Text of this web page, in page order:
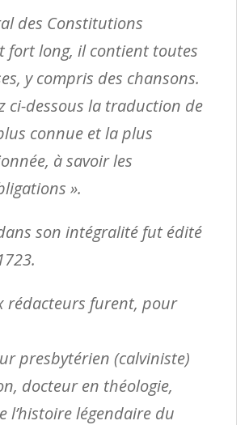
des Constitutions
fort long, il contient toutes
y compris des chansons.
ci-dessous la traduction de
connue et la plus
à savoir les
».
son intégralité fut édité
rédacteurs furent, pour
(calviniste)
docteur en théologie,
l’histoire légendaire du